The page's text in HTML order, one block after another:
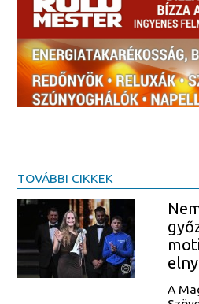
TOVÁBBI CIKKEK
A